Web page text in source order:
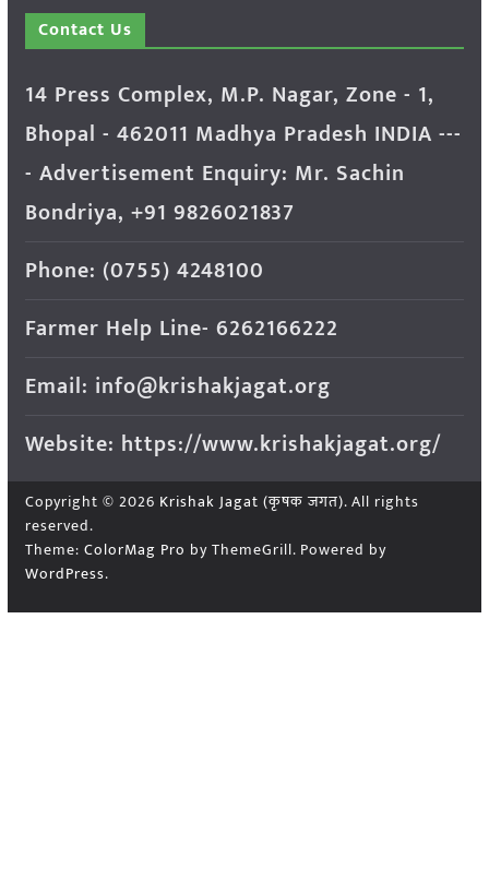
Contact Us
14 Press Complex, M.P. Nagar, Zone - 1,
Bhopal - 462011 Madhya Pradesh INDIA ---
- Advertisement Enquiry: Mr. Sachin
Bondriya, +91 9826021837
Phone: (0755) 4248100
Farmer Help Line- 6262166222
Email: info@krishakjagat.org
Website: https://www.krishakjagat.org/
Copyright © 2026 Krishak Jagat (कृषक जगत). All rights
reserved.
Theme: ColorMag Pro by ThemeGrill. Powered by
WordPress.